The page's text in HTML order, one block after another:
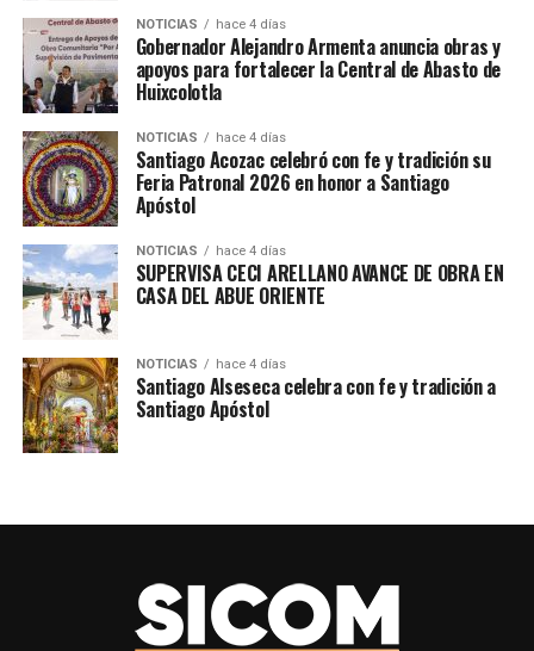
El Pit Display constituye una de las etapas más
importantes de la competencia, ya que permite a los
equipos mostrar de manera integral el desarrollo de su
proyecto, así como su capacidad para comunicar ideas,
resolver retos y trabajar de forma coordinada.
Con su participación, COBAEP Racing 19 reafirma el
talento de la juventud poblana y el impulso a la
educación enfocada en la ciencia, la tecnología, la
ingeniería y las matemáticas, inspirando a nuevas
generaciones a desarrollar proyectos de innovación.
#STEMRacing #COBAEPRacing19 #COBAEP19
#Acatzingo #PensarEnGrande #SICOMAcatzingo
SICOMACATZINGO
Ranchería Hernández celebró con éxito su Feria
Patronal 2026 en honor a la Virgen del Refugio
NOTICIAS hace 4 días
Gobernador Alejandro Armenta anuncia obras y
apoyos para fortalecer la Central de Abasto de
Huixcolotla
NOTICIAS hace 4 días
Santiago Acozac celebró con fe y tradición su
Feria Patronal 2026 en honor a Santiago
Apóstol
NOTICIAS hace 4 días
SUPERVISA CECI ARELLANO AVANCE DE OBRA EN
CASA DEL ABUE ORIENTE
NOTICIAS hace 4 días
Santiago Alseseca celebra con fe y tradición a
Santiago Apóstol